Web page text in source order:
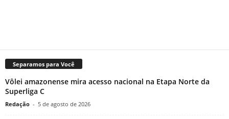
Separamos para Você
Vôlei amazonense mira acesso nacional na Etapa Norte da
Superliga C
Redação - 5 de agosto de 2026